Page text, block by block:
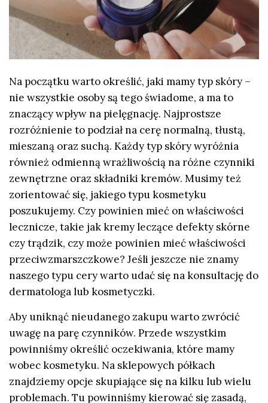
Na początku warto określić, jaki mamy typ skóry –
nie wszystkie osoby są tego świadome, a ma to
znaczący wpływ na pielęgnację. Najprostsze
rozróżnienie to podział na cerę normalną, tłustą,
mieszaną oraz suchą. Każdy typ skóry wyróżnia
również odmienną wrażliwością na różne czynniki
zewnętrzne oraz składniki kremów. Musimy też
zorientować się, jakiego typu kosmetyku
poszukujemy. Czy powinien mieć on właściwości
lecznicze, takie jak kremy leczące defekty skórne
czy trądzik, czy może powinien mieć właściwości
przeciwzmarszczkowe? Jeśli jeszcze nie znamy
naszego typu cery warto udać się na konsultację do
dermatologa lub kosmetyczki.
Aby uniknąć nieudanego zakupu warto zwrócić
uwagę na parę czynników. Przede wszystkim
powinniśmy określić oczekiwania, które mamy
wobec kosmetyku. Na sklepowych półkach
znajdziemy opcje skupiające się na kilku lub wielu
problemach. Tu powinniśmy kierować się zasadą,